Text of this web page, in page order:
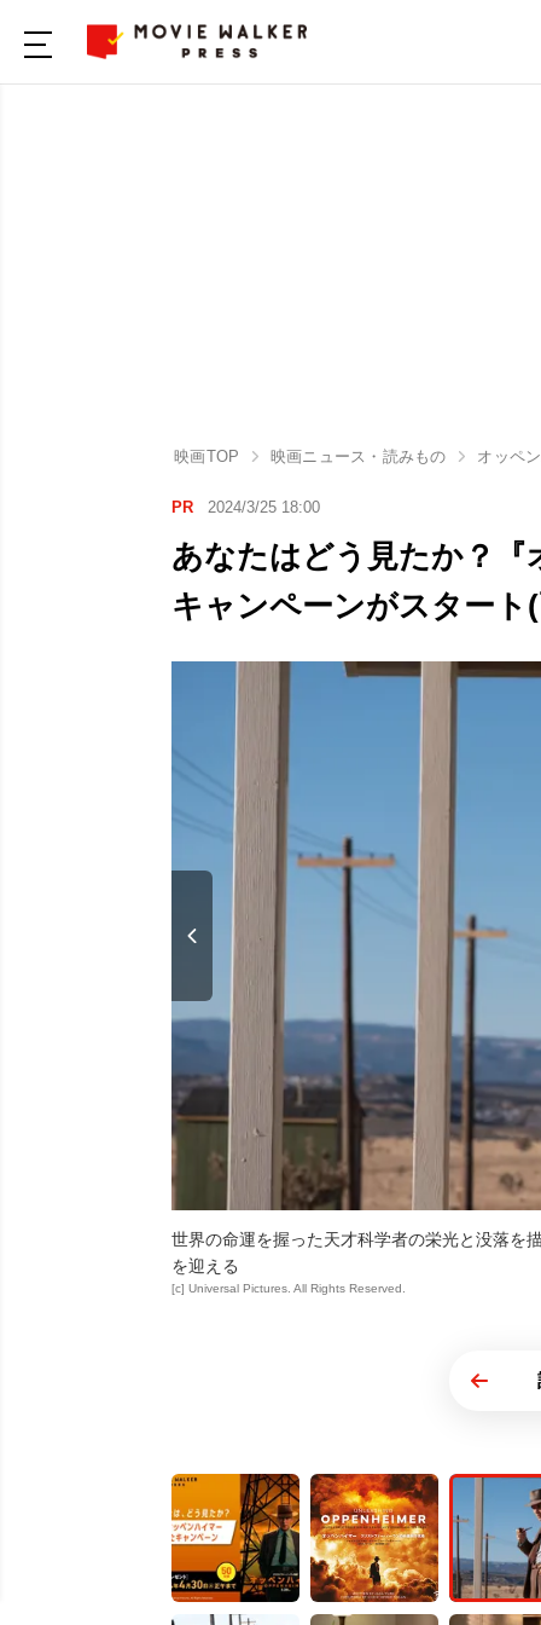
映画TOP 映画ニュース・読みもの オッペ
PR 2024/3/25 18:00
あなたはどう見たか？『
キャンペーンがスタート
世界の命運を握った天才科学者の栄光と没落を
を迎える
[c] Universal Pictures. All Rights Reserved.